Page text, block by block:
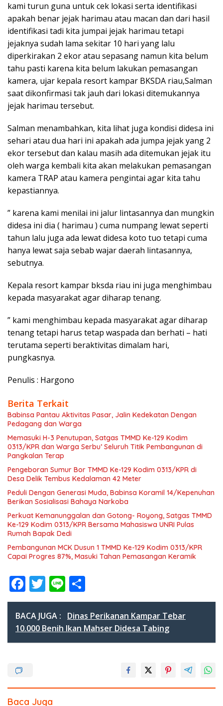
kami turun guna untuk cek lokasi serta identifikasi
apakah benar jejak harimau atau macan dan dari hasil
identifikasi tadi kita jumpai jejak harimau tetapi
jejaknya sudah lama sekitar 10 hari yang lalu
diperkirakan 2 ekor atau sepasang namun kita belum
tahu pasti karena kita belum lakukan pemasangan
kamera, ujar kepala resort kampar BKSDA riau,Salman
saat dikonfirmasi tak jauh dari lokasi ditemukannya
jejak harimau tersebut.
Salman menambahkan, kita lihat juga kondisi didesa ini
sehari atau dua hari ini apakah ada jumpa jejak yang 2
ekor tersebut dan kalau masih ada ditemukan jejak itu
oleh warga kembali kita akan melakukan pemasangan
kamera TRAP atau kamera pengintai agar kita tahu
kepastiannya.
” karena kami menilai ini jalur lintasannya dan mungkin
didesa ini dia ( harimau ) cuma numpang lewat seperti
tahun lalu juga ada lewat didesa koto tuo tetapi cuma
hanya lewat saja sebab wajar daerah lintasannya,
sebutnya.
Kepala resort kampar bksda riau ini juga menghimbau
kepada masyarakat agar diharap tenang.
” kami menghimbau kepada masyarakat agar diharap
tenang tetapi harus tetap waspada dan berhati – hati
terutama seperti beraktivitas dimalam hari,
pungkasnya.
Penulis : Hargono
Berita Terkait
Babinsa Pantau Aktivitas Pasar, Jalin Kedekatan Dengan
Pedagang dan Warga
Memasuki H-3 Penutupan, Satgas TMMD Ke-129 Kodim
0313/KPR dan Warga Serbu’ Seluruh Titik Pembangunan di
Pangkalan Terap
Pengeboran Sumur Bor TMMD Ke-129 Kodim 0313/KPR di
Desa Delik Tembus Kedalaman 42 Meter
Peduli Dengan Generasi Muda, Babinsa Koramil 14/Kepenuhan
Berikan Sosialisasi Bahaya Narkoba
Perkuat Kemanunggalan dan Gotong- Royong, Satgas TMMD
Ke-129 Kodim 0313/KPR Bersama Mahasiswa UNRI Pulas
Rumah Bapak Dedi
Pembangunan MCK Dusun 1 TMMD Ke-129 Kodim 0313/KPR
Capai Progres 87%, Masuki Tahan Pemasangan Keramik
F
ac
e
b
o
T
w
itt
er
Li
n
e
h
ar
e
BACA JUGA :
Dinas Perikanan Kampar Tebar
10.000 Benih Ikan Mahser Didesa Tabing
Baca Juga